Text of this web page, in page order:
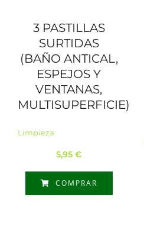
3 PASTILLAS
SURTIDAS
(BAÑO ANTICAL,
ESPEJOS Y
VENTANAS,
MULTISUPERFICIE)
Limpieza
5,95€
COMPRAR